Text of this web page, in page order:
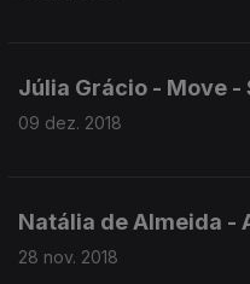
Júlia Grácio - Move -
09 dez. 2018
Natália de Almeida -
28 nov. 2018